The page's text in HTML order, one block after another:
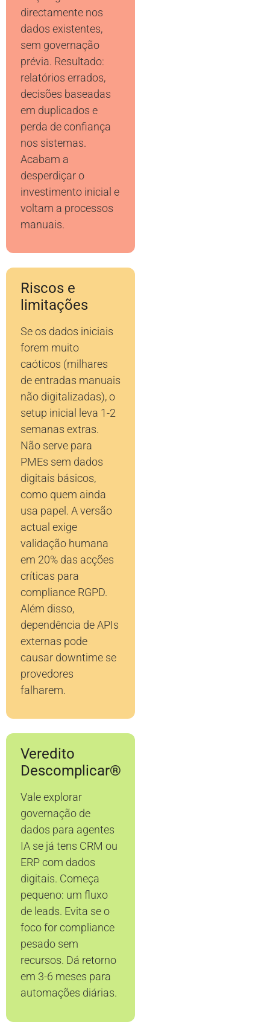
directamente nos
dados existentes,
sem governação
prévia. Resultado:
relatórios errados,
decisões baseadas
em duplicados e
perda de confiança
nos sistemas.
Acabam a
desperdiçar o
investimento inicial e
voltam a processos
manuais.
Riscos e
limitações
Se os dados iniciais
forem muito
caóticos (milhares
de entradas manuais
não digitalizadas), o
setup inicial leva 1-2
semanas extras.
Não serve para
PMEs sem dados
digitais básicos,
como quem ainda
usa papel. A versão
actual exige
validação humana
em 20% das acções
críticas para
compliance RGPD.
Além disso,
dependência de APIs
externas pode
causar downtime se
provedores
falharem.
Veredito
Descomplicar®
Vale explorar
governação de
dados para agentes
IA se já tens CRM ou
ERP com dados
digitais. Começa
pequeno: um fluxo
de leads. Evita se o
foco for compliance
pesado sem
recursos. Dá retorno
em 3-6 meses para
automações diárias.